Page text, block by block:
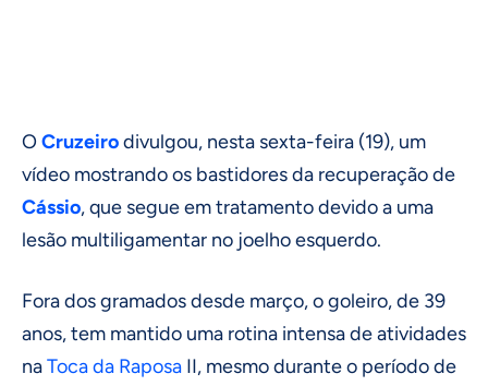
OCruzeirodivulgou, nesta sexta-feira (19), um
vídeo mostrando os bastidores da recuperação de
Cássio, que segue em tratamento devido a uma
lesão multiligamentar no joelho esquerdo.
Fora dos gramados desde março, o goleiro, de 39
anos, tem mantido uma rotina intensa de atividades
naToca da Raposa II, mesmo durante o período de